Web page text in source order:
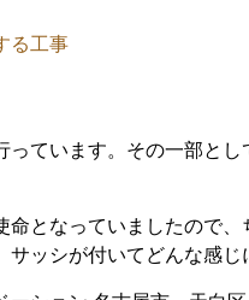
る工事
ています。その一部と
となっていましたので、
ッシが付いてどんな感じ